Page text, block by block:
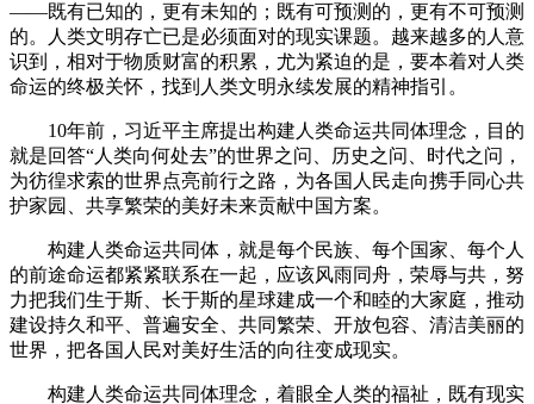
——既有已知的，更有未知的；既有可预测的，更有不可预测
的。人类文明存亡已是必须面对的现实课题。越来越多的人意
识到，相对于物质财富的积累，尤为紧迫的是，要本着对人类
命运的终极关怀，找到人类文明永续发展的精神指引。
10年前，习近平主席提出构建人类命运共同体理念，目的
就是回答“人类向何处去”的世界之问、历史之问、时代之问，
为彷徨求索的世界点亮前行之路，为各国人民走向携手同心共
护家园、共享繁荣的美好未来贡献中国方案。
构建人类命运共同体，就是每个民族、每个国家、每个人
的前途命运都紧紧联系在一起，应该风雨同舟，荣辱与共，努
力把我们生于斯、长于斯的星球建成一个和睦的大家庭，推动
建设持久和平、普遍安全、共同繁荣、开放包容、清洁美丽的
世界，把各国人民对美好生活的向往变成现实。
构建人类命运共同体理念，着眼全人类的福祉，既有现实